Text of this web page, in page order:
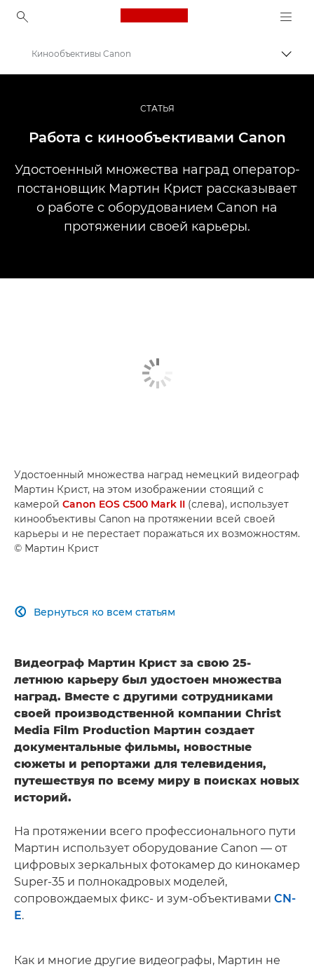
Canon Logo, back to
Профессиональная фото- и видеосъемка
Истории
Кинообъективы Canon
СТАТЬЯ
Работа с кинообъективами Canon
Удостоенный множества наград оператор-
постановщик Мартин Крист рассказывает
о работе с оборудованием Canon на
протяжении своей карьеры.
Удостоенный множества наград немецкий видеограф
Мартин Крист, на этом изображении стоящий с
камерой Canon EOS C500 Mark II (слева), использует
кинообъективы Canon на протяжении всей своей
карьеры и не перестает поражаться их возможностям.
© Мартин Крист
Вернуться ко всем статьям

Видеограф Мартин Крист за свою 25-
летнюю карьеру был удостоен множества
наград. Вместе с другими сотрудниками
своей производственной компании Christ
Media Film Production Мартин создает
документальные фильмы, новостные
сюжеты и репортажи для телевидения,
путешествуя по всему миру в поисках новых
историй.
На протяжении всего профессионального пути
Мартин использует оборудование Canon — от
цифровых зеркальных фотокамер до кинокамер
Super-35 и полнокадровых моделей,
сопровождаемых фикс- и зум-объективами CN-
E.
Как и многие другие видеографы, Мартин не